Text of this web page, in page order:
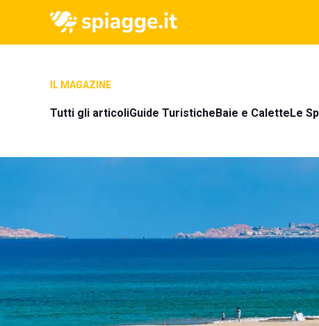
IL MAGAZINE
Tutti gli articoliGuide TuristicheBaie e CaletteLe